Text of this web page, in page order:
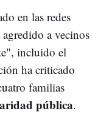
en las redes
a vecinos
incluido el
ha criticado
familias
pública.